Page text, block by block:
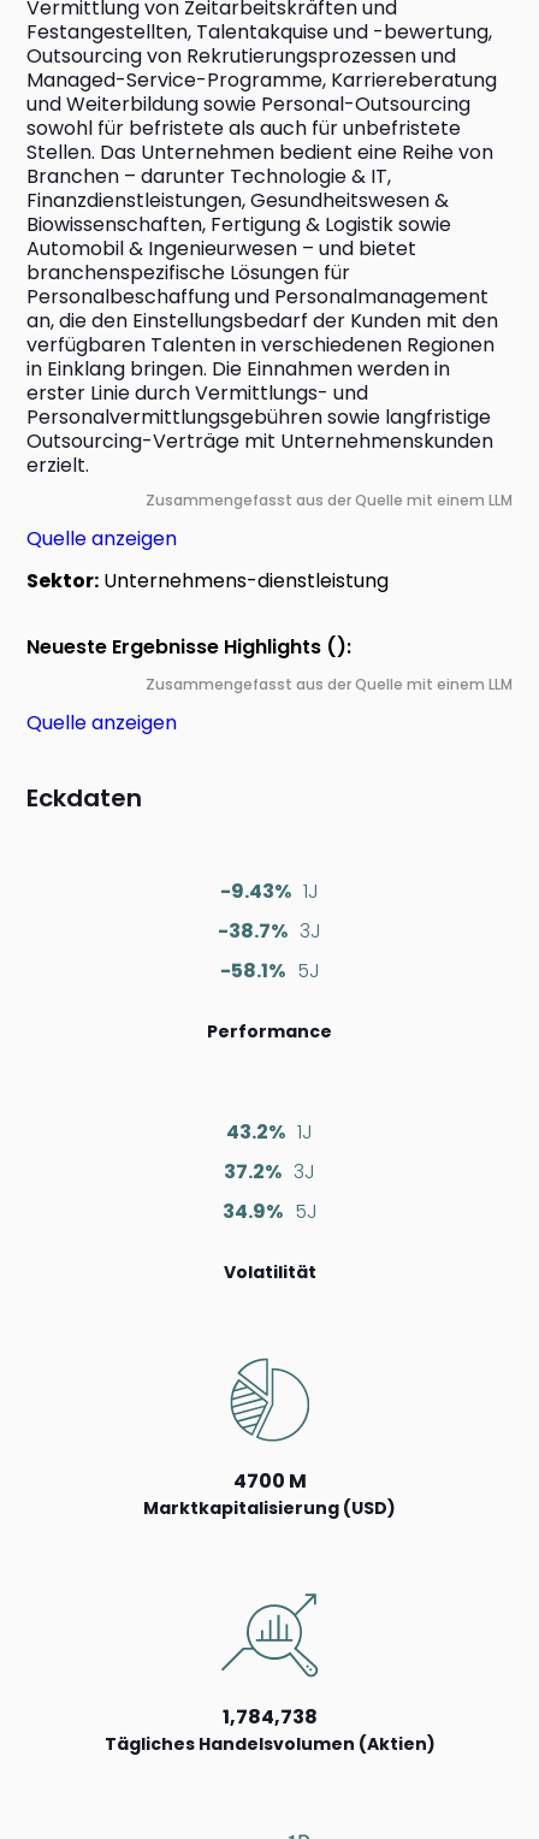
Vermittlung von Zeitarbeitskräften und
Festangestellten, Talentakquise und -bewertung,
Outsourcing von Rekrutierungsprozessen und
Managed-Service-Programme, Karriereberatung
und Weiterbildung sowie Personal-Outsourcing
sowohl für befristete als auch für unbefristete
Stellen. Das Unternehmen bedient eine Reihe von
Branchen – darunter Technologie & IT,
Finanzdienstleistungen, Gesundheitswesen &
Biowissenschaften, Fertigung & Logistik sowie
Automobil & Ingenieurwesen – und bietet
branchenspezifische Lösungen für
Personalbeschaffung und Personalmanagement
an, die den Einstellungsbedarf der Kunden mit den
verfügbaren Talenten in verschiedenen Regionen
in Einklang bringen. Die Einnahmen werden in
erster Linie durch Vermittlungs- und
Personalvermittlungsgebühren sowie langfristige
Outsourcing-Verträge mit Unternehmenskunden
erzielt.
Zusammengefasst aus der Quelle mit einem LLM
Quelle anzeigen
Sektor: Unternehmens-dienstleistung
Neueste Ergebnisse Highlights ():
Zusammengefasst aus der Quelle mit einem LLM
Quelle anzeigen
Eckdaten
-9.43% 1J
-38.7% 3J
-58.1% 5J
Performance
43.2% 1J
37.2% 3J
34.9% 5J
Volatilität
4700 M
Marktkapitalisierung (USD)
1,784,738
Tägliches Handelsvolumen (Aktien)